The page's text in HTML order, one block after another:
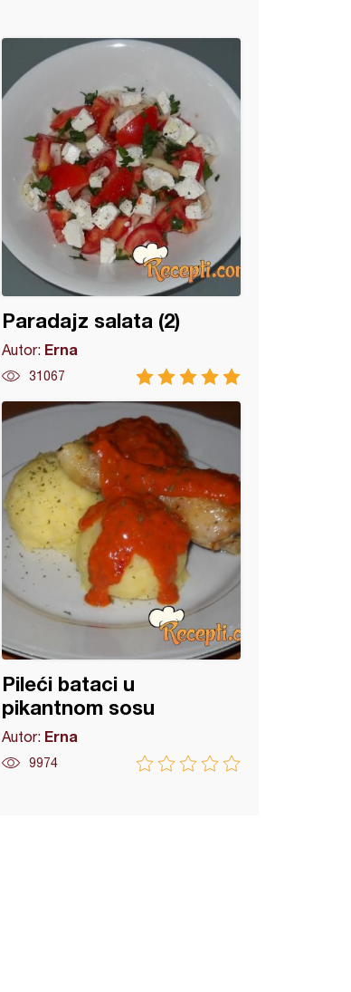
Paradajz salata (2)
Autor: Erna
31067
Pileći bataci u
pikantnom sosu
Autor: Erna
9974